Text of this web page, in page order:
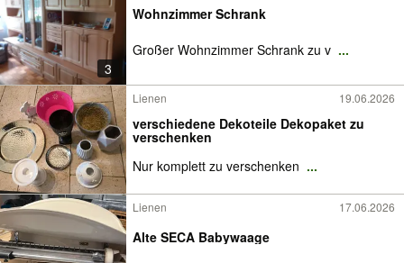
3
Wohnzimmer Schrank
Großer Wohnzimmer Schrank zu v ...
Lienen 19.06.2026
verschiedene Dekoteile Dekopaket zu
verschenken
Nur komplett zu verschenken ...
Lienen 17.06.2026
Alte SECA Babywaage